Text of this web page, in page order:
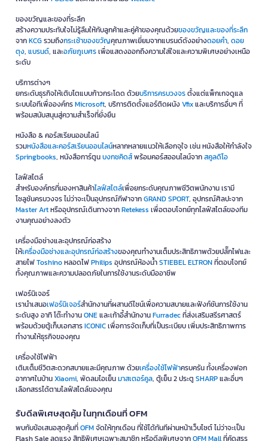
ของขวัญและของที่ระลึก
สร้างความประทับใจไม่รู้ลืมให้กับลูกค้าและคู่ค้าของคุณด้วยของขวัญและของที่ระลึก
จากKCGรวมถึงกระเช้าของขวัญคุณภาพเยี่ยมจากแบรนด์ดังอย่างดอยคำ, ดอย
ตุง, แบรนด์, และอภัยภูเบศรเพื่อแสดงออกถึงความใส่ใจและความพิเศษอย่างเหนือ
ระดับ
บริการต่างๆ
ยกระดับธุรกิจให้เติบโตแบบก้าวกระโดด ด้วยบริการครบวงจรตั้งแต่แพ็กเกจดูแล
ระบบไอทีเพื่อองค์กรMicrosoft, บริการติดตั้งแอร์ติดผนังVfixและบริการอื่นๆ ที่
พร้อมสนับสนุนสู่ความสำเร็จที่ยั่งยืน
หนังสือ & คอร์สเรียนออนไลน์
รวมหนังสือและคอร์สเรียนออนไลน์หลากหลายแนวให้เลือกจุใจ เช่น หนังสือให้กำลังใจ
Springbooks, หนังสือการ์ตูนบงกชคิดส์พร้อมคอร์สออนไลน์จากสคูลดิโอ
ไลฟ์สไตล์
สำหรับองค์กรที่มองหาสินค้าไลฟ์สไตล์เพื่อยกระดับคุณภาพชีวิตพนักงาน เรามี
โซลูชันครบวงจร ไม่ว่าจะเป็นอุปกรณ์กีฬาจากGRAND SPORT, อุปกรณ์ศิลปะจาก
Master Artหรืออุปกรณ์เดินทางจากRetekess เพื่อตอบโจทย์ทุกไลฟ์สไตล์ของทีม
งานคุณอย่างลงตัว
เครื่องมือช่างและอุปกรณ์ก่อสร้าง
ให้เครื่องมือช่างและอุปกรณ์ก่อสร้างของคุณทำงานเต็มประสิทธิภาพด้วยปลั๊กไฟและ
สายไฟToshinoหลอดไฟPhilips อุปกรณ์ห้องน้ำSTIEBEL ELTRONที่ตอบโจทย์
ทั้งคุณภาพและความปลอดภัยในการใช้งานระดับมืออาชีพ
เฟอร์นิเจอร์
เรานำเสนอเฟอร์นิเจอร์สำนักงานที่ผสานดีไซน์เพื่อความสบายและฟังก์ชันการใช้งาน
ระดับสูง อาทิ โต๊ะทำงานONEและเก้าอี้สำนักงานFurradecที่ส่งเสริมสรีรศาสตร์
พร้อมด้วยตู้เก็บเอกสารICONICเพื่อการจัดเก็บที่เป็นระเบียบ เพิ่มประสิทธิภาพการ
ทำงานให้ธุรกิจของคุณ
เครื่องใช้ไฟฟ้า
เติมเต็มชีวิตสะดวกสบายและมีคุณภาพ ด้วยเครื่องใช้ไฟฟ้าครบครัน ทั้งเครื่องฟอก
อากาศในบ้านXiaomi, พัดลมไอเย็นมาสเตอร์คูล, ตู้เย็น 2 ประตูSHARPและอื่นๆ
เลือกสรรได้ตามไลฟ์สไตล์ของคุณ
รับดีลพิเศษสุดคุ้ม ในทุกเดือนที่ OFM
พบกับข้อเสนอสุดคุ้มที่OFMจัดให้ทุกเดือน ที่ใช้ได้ทันทีผ่านหน้าเว็บไซต์ ไม่ว่าจะเป็น
Flash Sale ลดแรง สิทธิพิเศษเฉพาะสมาชิก หรือดีลพิเศษจากOFM Mallที่คัดสรร